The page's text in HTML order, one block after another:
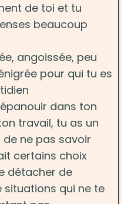
de toi et tu
beaucoup
angoissée, peu
pour qui tu es
dans ton
travail, tu as un
ne pas savoir
certains choix
détacher de
situations qui ne te